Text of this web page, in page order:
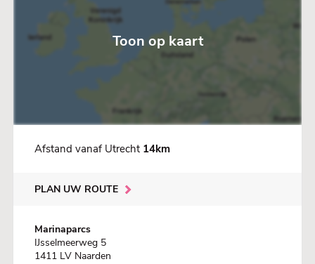
Toon op kaart
Afstand vanaf Utrecht 14km
PLAN UW ROUTE
Marinaparcs
IJsselmeerweg 5
1411 LV Naarden